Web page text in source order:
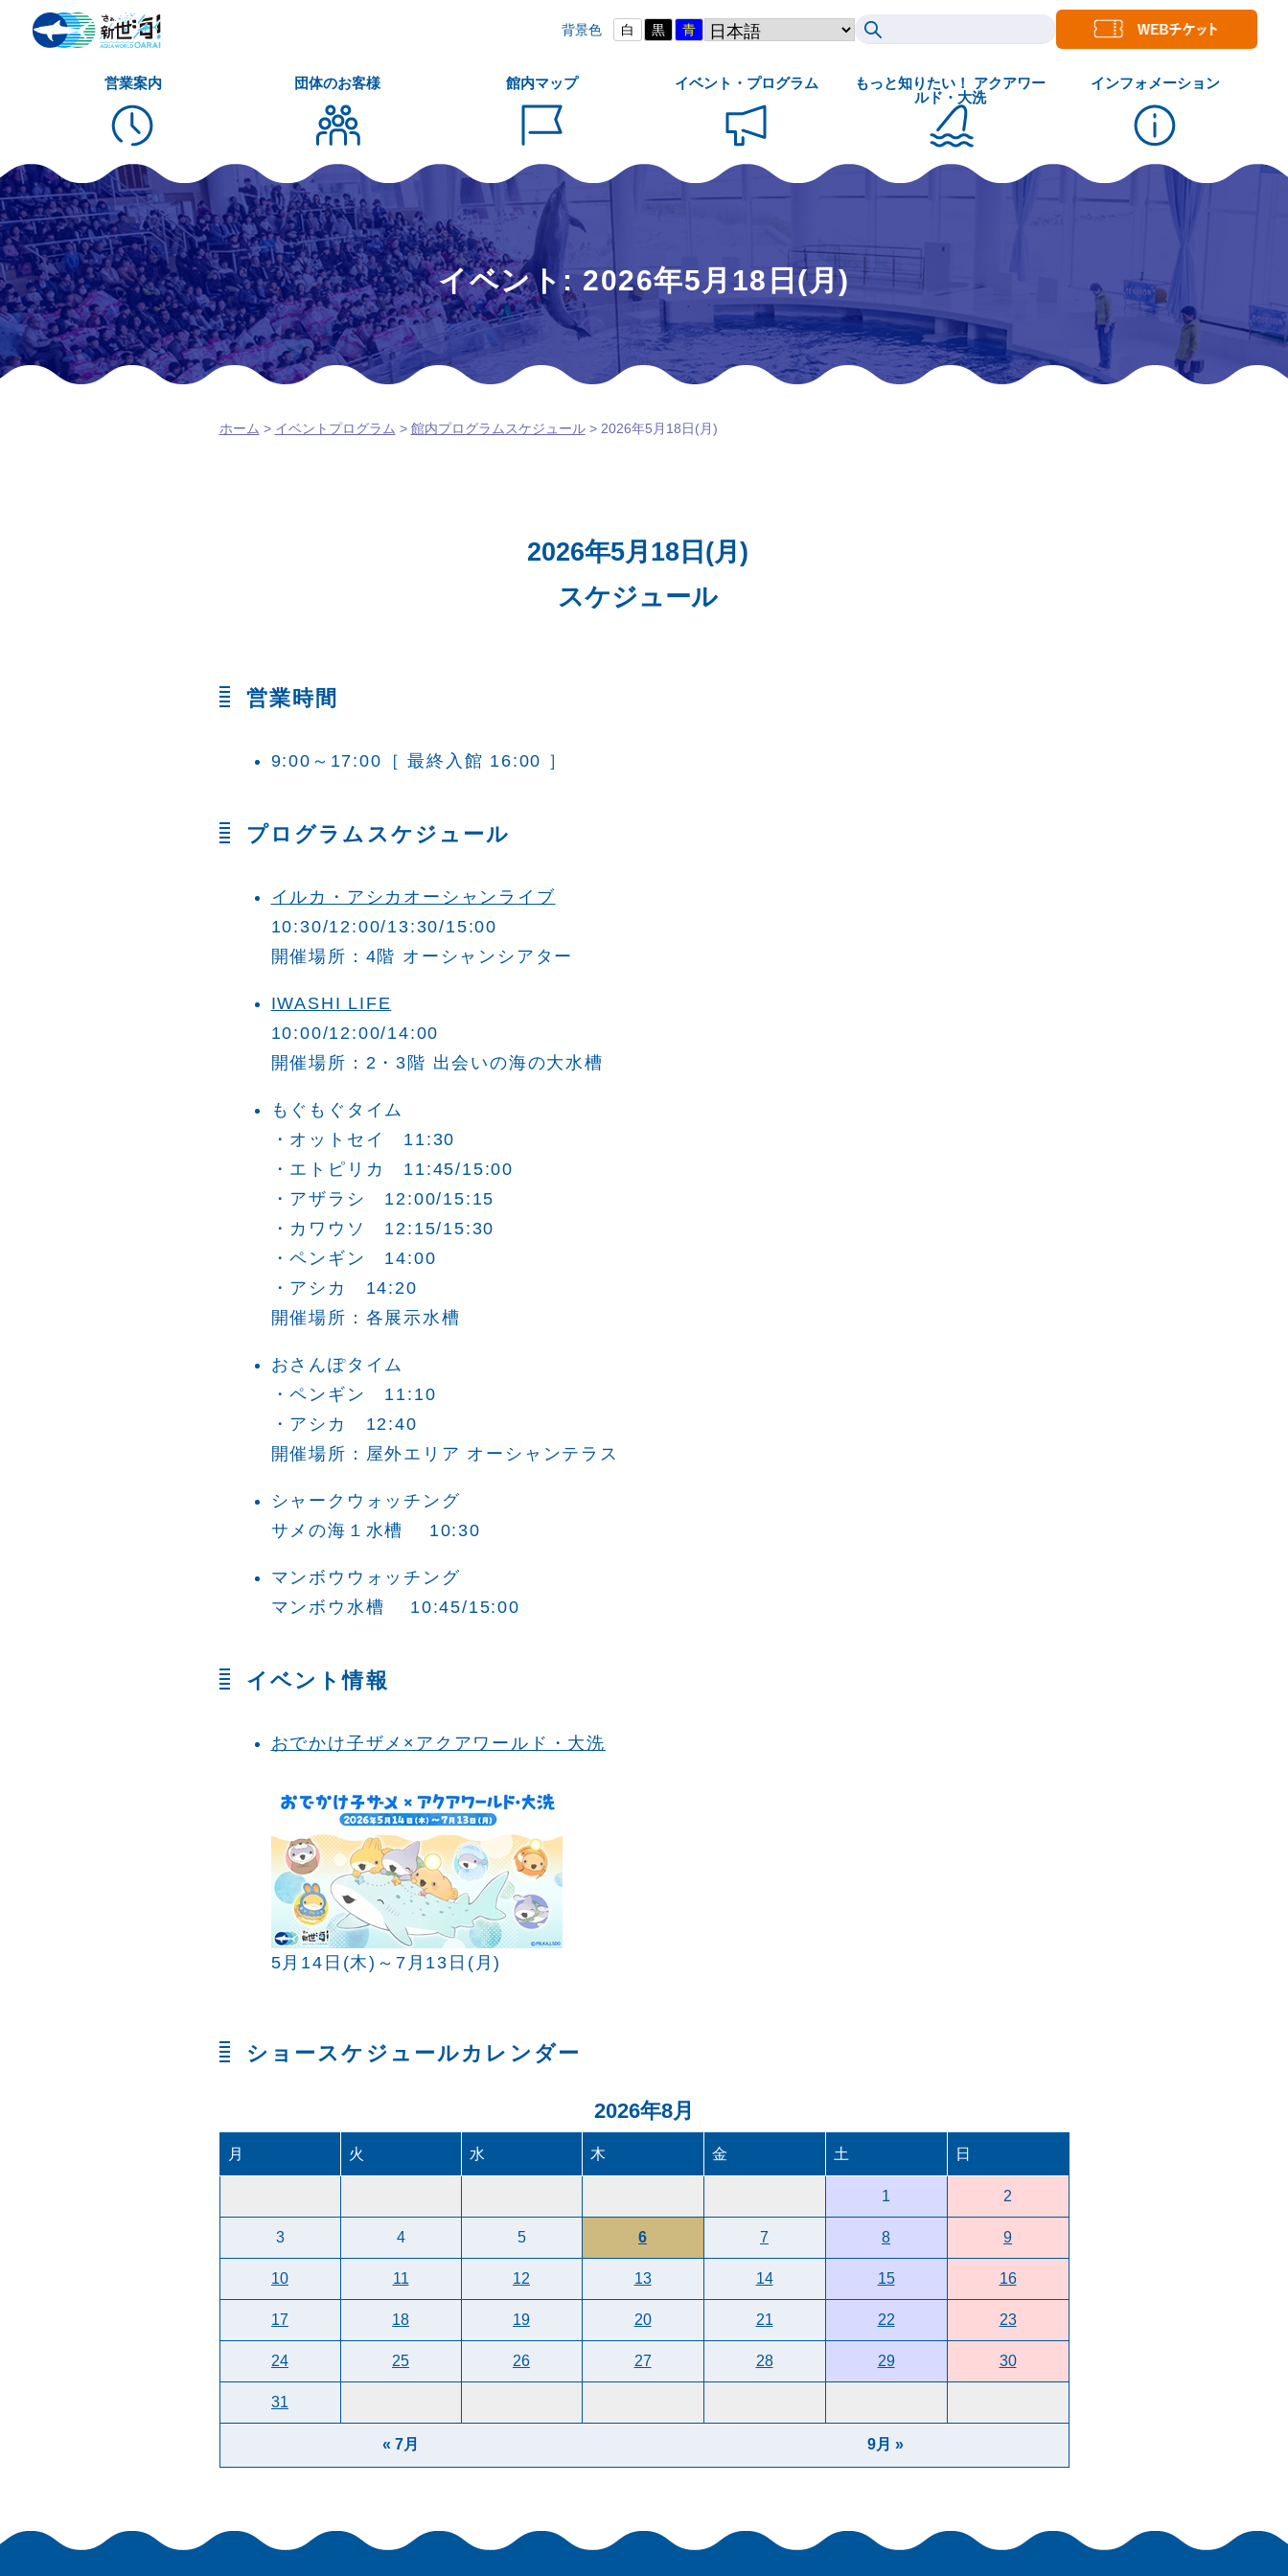
背景色 白 黒 青
営業案内 団体のお客様 館内マップ イベント・プログラム
もっと知りたい！ アクアワー
ルド・大洗
インフォメーション
イベント: 2026年5月18日(月)
ホーム > イベントプログラム > 館内プログラムスケジュール> 2026年5月18日(月)
2026年5月18日(月)
スケジュール
営業時間
9:00～17:00 ［ 最終入館 16:00 ］
プログラムスケジュール
イルカ・アシカオーシャンライブ
10:30/12:00/13:30/15:00
開催場所：4階 オーシャンシアター
IWASHI LIFE
10:00/12:00/14:00
開催場所：2・3階 出会いの海の大水槽
もぐもぐタイム
・オットセイ 11:30
・エトピリカ 11:45/15:00
・アザラシ 12:00/15:15
・カワウソ 12:15/15:30
・ペンギン 14:00
・アシカ 14:20
開催場所：各展示水槽
おさんぽタイム
・ペンギン 11:10
・アシカ 12:40
開催場所：屋外エリア オーシャンテラス
シャークウォッチング
サメの海１水槽 10:30
マンボウウォッチング
マンボウ水槽 10:45/15:00
イベント情報
おでかけ子ザメ×アクアワールド・大洗
5月14日(木)～7月13日(月)
ショースケジュールカレンダー
2026年8月
月 火 水 木 金 土 日
1 2
3 4 5 6 7 8 9
10 11 12 13 14 15 16
17 18 19 20 21 22 23
24 25 26 27 28 29 30
31
« 7月 9月 »